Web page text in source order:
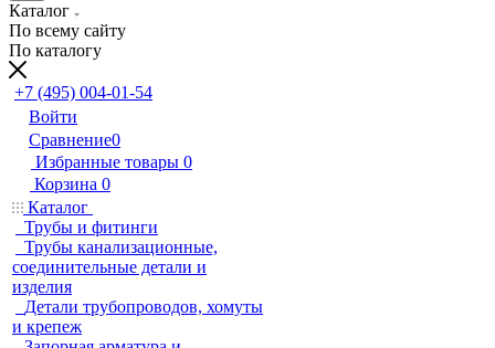
Каталог
По всему сайту
По каталогу
+7 (495) 004-01-54
Войти
Сравнение0
Избранные товары 0
Корзина 0
Каталог
Трубы и фитинги
Трубы канализационные,
соединительные детали и
изделия
Детали трубопроводов, хомуты
и крепеж